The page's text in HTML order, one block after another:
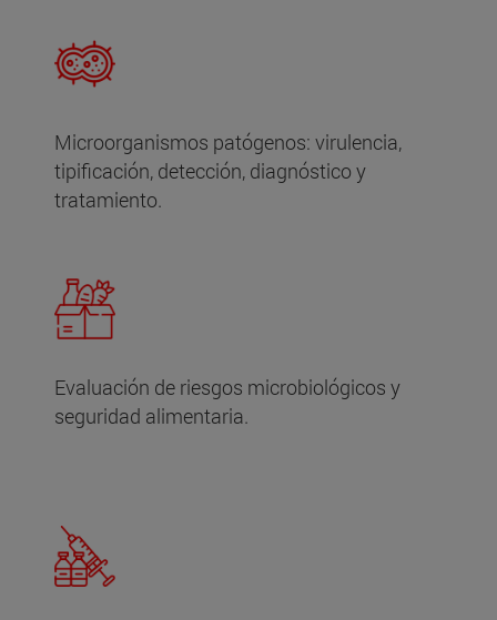
Microorganismos patógenos: virulencia,
tipificación, detección, diagnóstico y
tratamiento.
Evaluación de riesgos microbiológicos y
seguridad alimentaria.